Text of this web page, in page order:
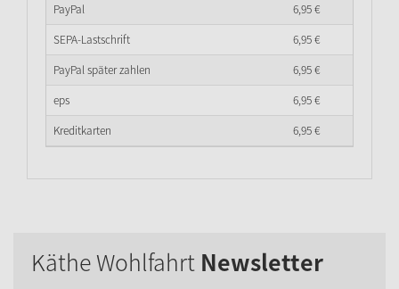
PayPal
6,95€
SEPA-Lastschrift
6,95€
PayPal später zahlen
6,95€
eps
6,95€
Kreditkarten
6,95€
Käthe Wohlfahrt Newsletter